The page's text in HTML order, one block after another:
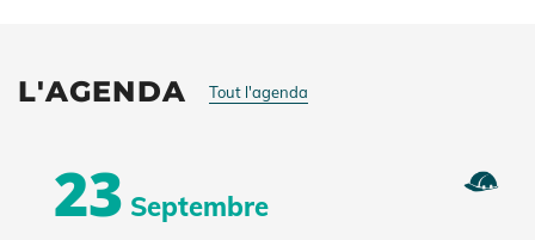
L'AGENDA Tout l'agenda
23 Septembre